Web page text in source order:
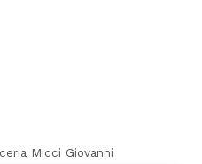
Micci Giovanni